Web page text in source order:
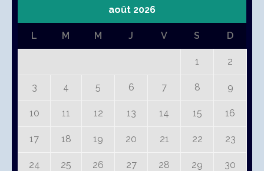
août 2026
L M M J V S D
1 2
3 4 5 6 7 8 9
10 11 12 13 14 15 16
17 18 19 20 21 22 23
24 25 26 27 28 29 30